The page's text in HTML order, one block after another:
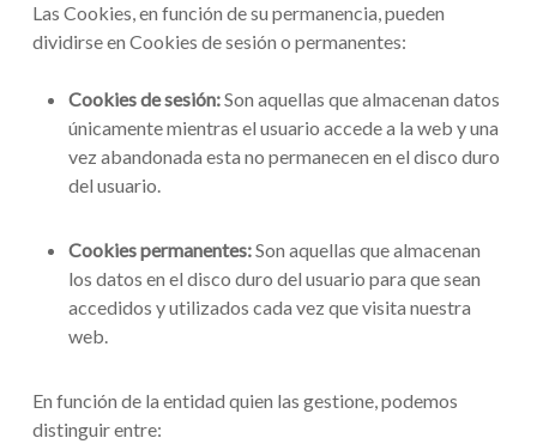
Las Cookies, en función de su permanencia, pueden
dividirse en Cookies de sesión o permanentes:
Cookies de sesión:Son aquellas que almacenan datos
únicamente mientras el usuario accede a la web y una
vez abandonada esta no permanecen en el disco duro
del usuario.
Cookies permanentes:Son aquellas que almacenan
los datos en el disco duro del usuario para que sean
accedidos y utilizados cada vez que visita nuestra
web.
En función de la entidad quien las gestione, podemos
distinguir entre: